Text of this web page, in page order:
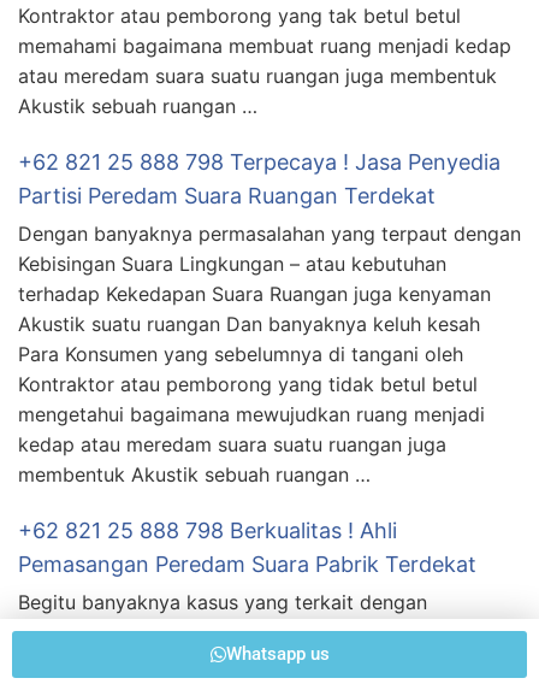
Kontraktor atau pemborong yang tak betul betul
memahami bagaimana membuat ruang menjadi kedap
atau meredam suara suatu ruangan juga membentuk
Akustik sebuah ruangan …
+62 821 25 888 798 Terpecaya ! Jasa Penyedia
Partisi Peredam Suara Ruangan Terdekat
Dengan banyaknya permasalahan yang terpaut dengan
Kebisingan Suara Lingkungan – atau kebutuhan
terhadap Kekedapan Suara Ruangan juga kenyaman
Akustik suatu ruangan Dan banyaknya keluh kesah
Para Konsumen yang sebelumnya di tangani oleh
Kontraktor atau pemborong yang tidak betul betul
mengetahui bagaimana mewujudkan ruang menjadi
kedap atau meredam suara suatu ruangan juga
membentuk Akustik sebuah ruangan …
+62 821 25 888 798 Berkualitas ! Ahli
Pemasangan Peredam Suara Pabrik Terdekat
Begitu banyaknya kasus yang terkait dengan
Kebisingan Suara Lingkungan – atau keperluan
terhadap Kekedapan Suara Ruangan juga kenyaman
Whatsapp us